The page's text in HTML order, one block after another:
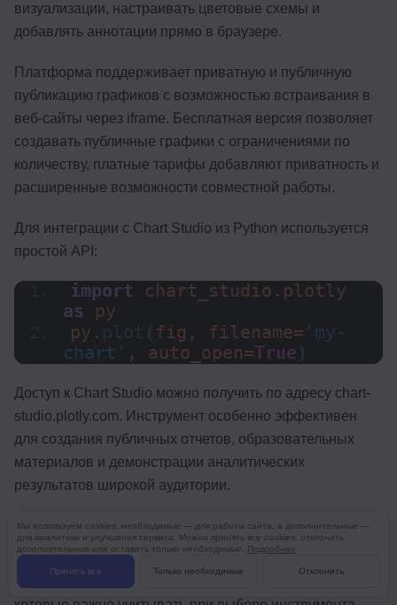
визуализации, настраивать цветовые схемы и
добавлять аннотации прямо в браузере.
Платформа поддерживает приватную и публичную
публикацию графиков с возможностью встраивания в
веб-сайты через iframe. Бесплатная версия позволяет
создавать публичные графики с ограничениями по
количеству, платные тарифы добавляют приватность и
расширенные возможности совместной работы.
Для интеграции с Chart Studio из Python используется
простой API:
import
as py
py. plot fig, filename= 'my-
chart' , auto_open=True
Доступ к Chart Studio можно получить по адресу chart-
studio.plotly.com. Инструмент особенно эффективен
для создания публичных отчетов, образовательных
материалов и демонстрации аналитических
результатов широкой аудитории.
Недостатки Plotly и ограничения
При всех преимуществах Plotly имеет ряд ограничений,
Мы используем cookies: необходимые — для работы сайта, а дополнительные —
для аналитики и улучшения сервиса. Можно принять все cookies, отклонить
дополнительные или оставить только необходимые. Подробнее
Принять все Только необходимые Отклонить